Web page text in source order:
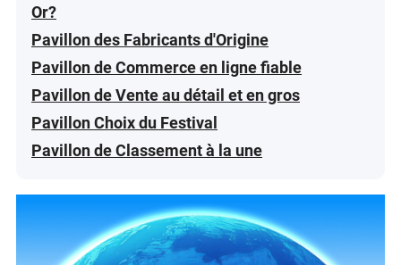
Or?
Pavillon des Fabricants d'Origine
Pavillon de Commerce en ligne fiable
Pavillon de Vente au détail et en gros
Pavillon Choix du Festival
Pavillon de Classement à la une